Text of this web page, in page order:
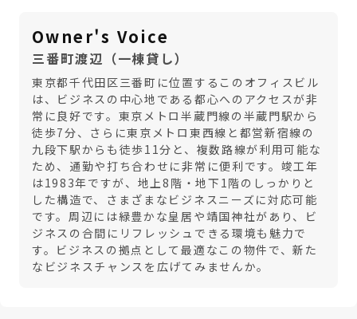
Owner's Voice
三番町渡辺（一棟貸し）
東京都千代田区三番町に位置するこのオフィスビル
は、ビジネスの中心地である都心へのアクセスが非
常に良好です。東京メトロ半蔵門線の半蔵門駅から
徒歩7分、さらに東京メトロ東西線と都営新宿線の
九段下駅からも徒歩11分と、複数路線が利用可能な
ため、通勤や打ち合わせに非常に便利です。竣工年
は1983年ですが、地上8階・地下1階のしっかりと
した構造で、さまざまなビジネスニーズに対応可能
です。周辺には緑豊かな皇居や靖国神社があり、ビ
ジネスの合間にリフレッシュできる環境も魅力で
す。ビジネスの拠点として最適なこの物件で、新た
なビジネスチャンスを広げてみませんか。